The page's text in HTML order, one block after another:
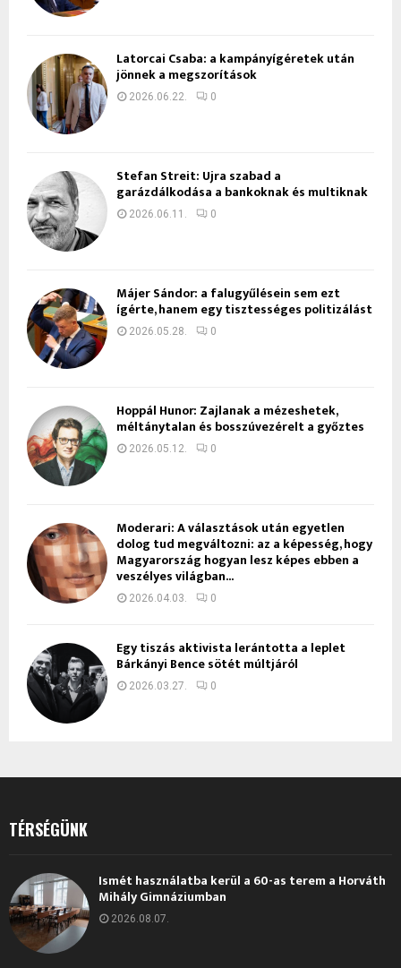
Latorcai Csaba: a kampányígéretek után
jönnek a megszorítások
2026.06.22. 0
Stefan Streit: Újra szabad a
garázdálkodása a bankoknak és multiknak
2026.06.11. 0
Májer Sándor: a falugyűlésein sem ezt
ígérte, hanem egy tisztességes politizálást
2026.05.28. 0
Hoppál Hunor: Zajlanak a mézeshetek,
méltánytalan és bosszúvezérelt a győztes
2026.05.12. 0
Moderari: A választások után egyetlen
dolog tud megváltozni: az a képesség, hogy
Magyarország hogyan lesz képes ebben a
veszélyes világban...
2026.04.03. 0
Egy tiszás aktivista lerántotta a leplet
Bárkányi Bence sötét múltjáról
2026.03.27. 0
TÉRSÉGÜNK
Ismét használatba kerül a 60-as terem a Horváth
Mihály Gimnáziumban
2026.08.07.